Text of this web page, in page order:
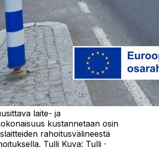
laite- ja
kustannetaan osin
rahoitusvälineestä
Tulli Kuva: Tulli ·